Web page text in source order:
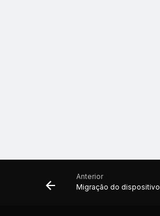
Anterior
Migração do dispositivo